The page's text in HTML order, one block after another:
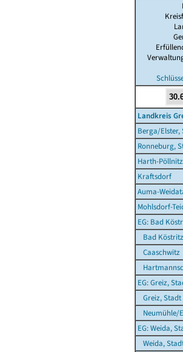
Landkreis
Berga/Elster,
Ronneburg,
Harth-Pöllnitz
Kraftsdorf
Auma-
Mohlsdorf-
EG: Bad
Bad
Caaschwitz
EG: Greiz,
Greiz, Stadt
Neumühle/
EG: Weida,
Weida,